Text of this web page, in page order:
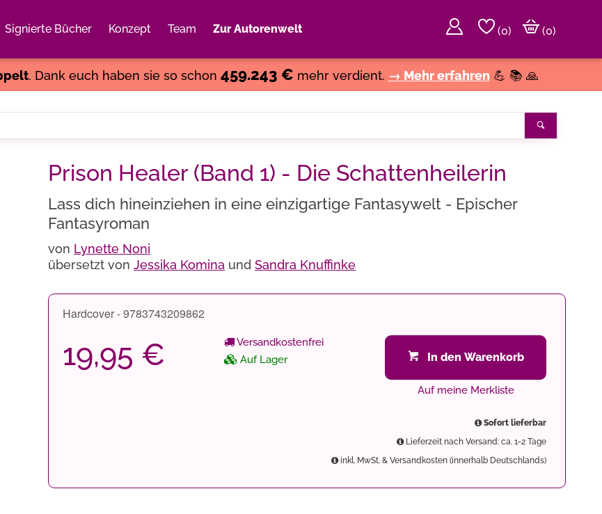
Signierte Bücher Konzept Team Zur Autorenwelt (0)
(0)
. Dank euch haben sie so schon 459.243 € mehr verdient. → Mehr erfahren 💪 📚 🙏
Prison Healer (Band 1) - Die Schattenheilerin
Lass dich hineinziehen in eine einzigartige Fantasywelt - Epischer
Fantasyroman
von Lynette Noni
übersetzt von Jessika Komina und Sandra Knuffinke
Hardcover - 9783743209862
19,95 €
Versandkostenfrei
Auf Lager
In den Warenkorb
Auf meine Merkliste
Sofort lieferbar
Lieferzeit nach Versand: ca. 1-2 Tage
inkl. MwSt. & Versandkosten (innerhalb Deutschlands)